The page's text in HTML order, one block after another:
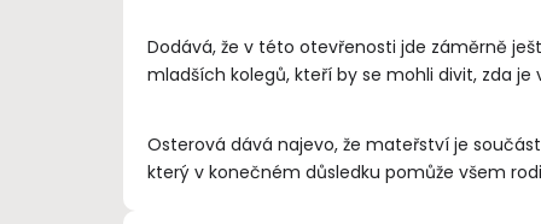
Dodává, že v této otevřenosti jde záměrně
mladších kolegů, kteří by se mohli divit, zda
Osterová dává najevo, že mateřství je
který v konečném důsledku pomůže všem